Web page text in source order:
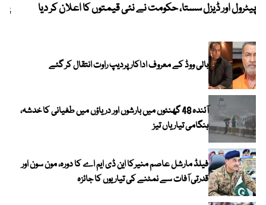
پیٹرول اور ڈیزل سستا، حکومت نے نئی قیمتوں کا اعلان کر دیا
بالی ووڈ کے معروف اداکار پردیپ راوت انتقال کر گئے
آئندہ 48 گھنٹوں میں بارشوں اور دریاؤں میں طغیانی کا خدشہ،
ہنگامی تیاریاں تیز
فیلڈ مارشل عاصم منیرکا این ڈی ایم اے کا دورہ، مون سون اور
قدرتی آفات سے نمٹنے کی تیاریوں کا جائزہ